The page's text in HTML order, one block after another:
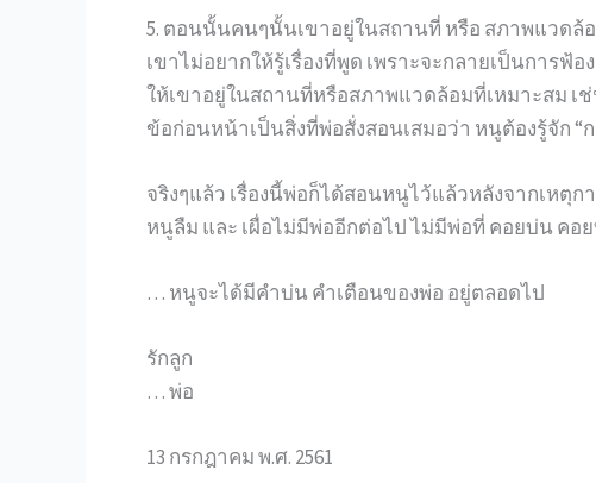
5. ตอนนั้นคนๆนั้นเขาอยู่ในสถานที่ หรือ สภาพแวดล้
เขาไม่อยากให้รู้เรื่องที่พูด เพราะจะกลายเป็นการฟ้
ให้เขาอยู่ในสถานที่หรือสภาพแวดล้อมที่เหมาะสม เช่
ข้อก่อนหน้าเป็นสิ่งที่พ่อสั่งสอนเสมอว่า หนูต้องรู้จัก “
จริงๆแล้ว เรื่องนี้พ่อก็ได้สอนหนูไว้แล้วหลังจากเหตุ
หนูลืม และ เผื่อไม่มีพ่ออีกต่อไป ไม่มีพ่อที่ คอยบ่น คอ
… หนูจะได้มีคำบ่น คำเตือนของพ่อ อยู่ตลอดไป
รักลูก
… พ่อ
13 กรกฎาคม พ.ศ. 2561